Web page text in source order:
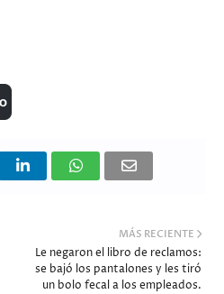
MÁS RECIENTE
Le negaron el libro de reclamos:
se bajó los pantalones y les tiró
un bolo fecal a los empleados.